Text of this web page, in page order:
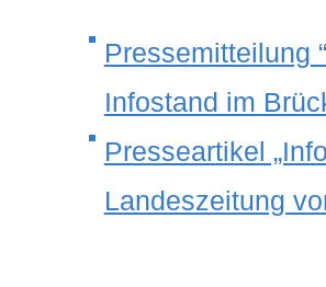
Pressemitteilung
Infostand im
Presseartikel
Landeszeitung